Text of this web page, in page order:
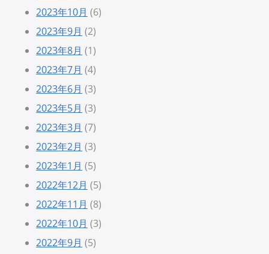
2023年10月 (6)
2023年9月 (2)
2023年8月 (1)
2023年7月 (4)
2023年6月 (3)
2023年5月 (3)
2023年3月 (7)
2023年2月 (3)
2023年1月 (5)
2022年12月 (5)
2022年11月 (8)
2022年10月 (3)
2022年9月 (5)